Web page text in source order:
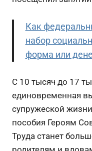
Как
набор
форма или
С 10 тысяч до 17
единовременная
супружеской
пособия Героям
Труда станет